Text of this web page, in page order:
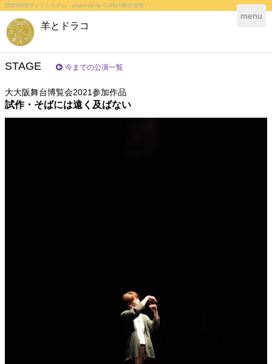
団体WEBサイトシステム - powered by CoRich舞台芸術！-
羊とドラコ
T
g
menu
STAGE 今までの公演一覧
大大阪舞台博覧会2021参加作品
試作・そばには遠く及ばない